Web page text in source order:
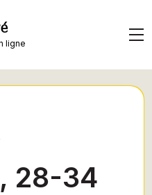
ligne
28-34